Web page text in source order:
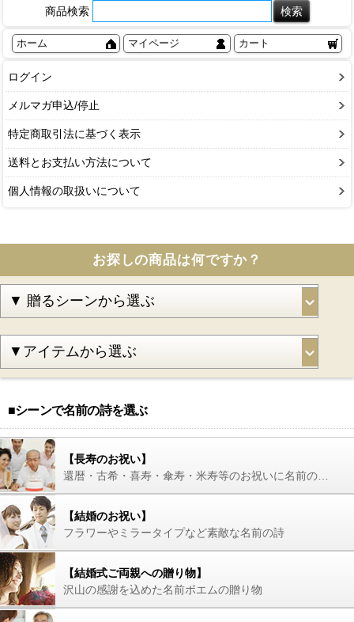
商品検索
ホーム マイページ カート
ログイン
メルマガ申込/停止
特定商取引法に基づく表示
送料とお支払い方法について
個人情報の取扱いについて
お探しの商品は何ですか？
■シーンで名前の詩を選ぶ
【長寿のお祝い】
【結婚のお祝い】
フラワーやミラータイプなど素敵な名前の詩
【結婚式ご両親への贈り物】
沢山の感謝を込めた名前ポエムの贈り物